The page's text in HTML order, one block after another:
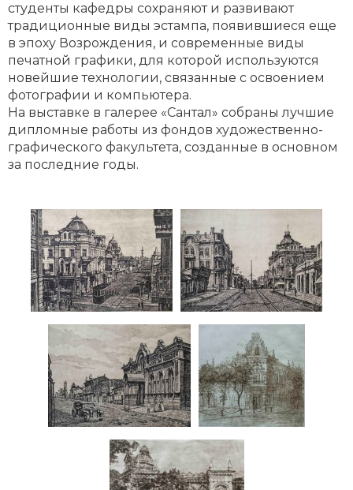
студенты кафедры сохраняют и развивают
традиционные виды эстампа, появившиеся еще
в эпоху Возрождения, и современные виды
печатной графики, для которой используются
новейшие технологии, связанные с освоением
фотографии и компьютера.
На выставке в галерее «Сантал» собраны лучшие
дипломные работы из фондов художественно-
графического факультета, созданные в основном
за последние годы.